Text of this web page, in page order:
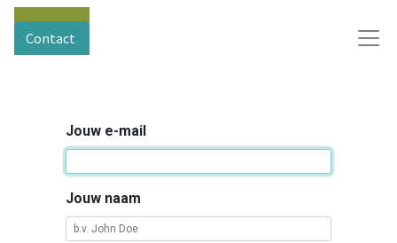
Contact
Jouw e-mail
Jouw naam